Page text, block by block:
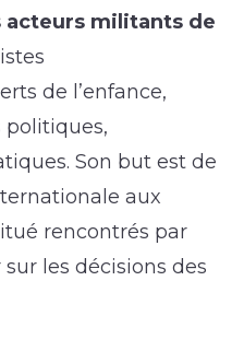
acteurs militants de
de l’enfance,
politiques,
Son but est de
aux
rencontrés par
les décisions des